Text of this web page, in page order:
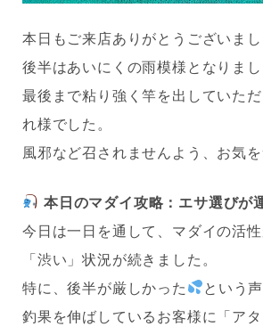
本日もご来店ありがとうございまし
後半はあいにくの雨模様となりまし
最後まで粘り強く竿を出していた
れ様でした。
風邪など召されませんよう、お気
本日のマダイ攻略：エサ選びが
今日は一日を通して、マダイの活
「渋い」状況が続きました。
特に、後半が厳しかった
という
釣果を伸ばしているお客様に「ア